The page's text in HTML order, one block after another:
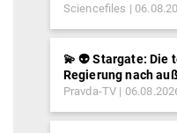
Sciencefiles
💫 👽 Stargate: Die
Regierung nach
Pravda-TV